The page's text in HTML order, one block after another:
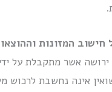
המזונות
ירושה אשר מתקבלת על
אינה נחשבת לרכוש